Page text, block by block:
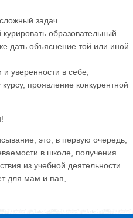
задач
образовательный
дать объяснение той или иной
уверенности в себе,
проявление конкурентной
это, в первую очередь,
в школе, получения
из учебной деятельности.
для мам и пап,